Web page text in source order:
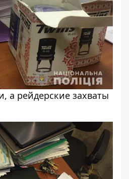
а рейдерские захваты